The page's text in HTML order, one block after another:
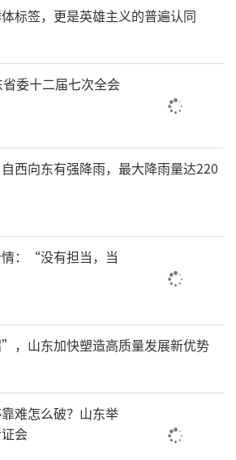
洋洋得意文化传播有限公司
，徐峥与张庭夫妇名下公司
。
是徐峥个人商业版图中最重
公司，直接或间接入股29家
文化传媒、投资管理、文旅
不少是与妻子合股投资。
情后参与传销宣传要担责
与传销运营，但他被曝出担
一热销酒品牌“峥酒”的代言
以他名字命名的。另外，有
子陶虹多次为TST宣发站台。
不少关于为TST宣传推广的信
标签，更是英雄主义的普遍认同
委十二届七次全会
西向东有强降雨，最大降雨量达220
：“没有担当，当
，山东加快塑造高质量发展新优势
难怎么破？山东举
会